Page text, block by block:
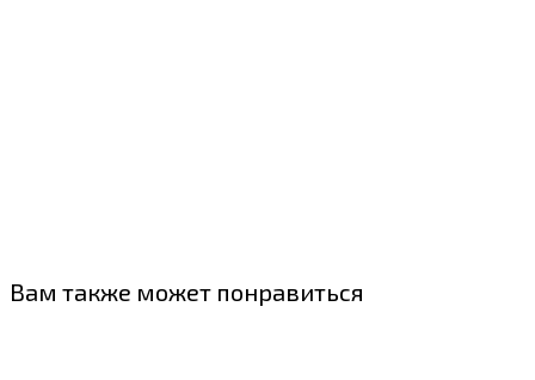
Вам также может понравиться